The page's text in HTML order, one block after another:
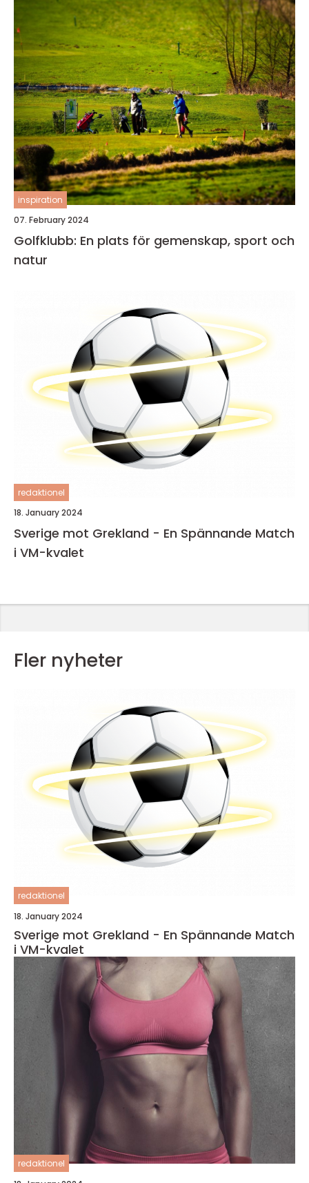
inspiration
07. February 2024
Golfklubb: En plats för gemenskap, sport och
natur
redaktionel
18. January 2024
Sverige mot Grekland - En Spännande Match
i VM-kvalet
Fler nyheter
redaktionel
18. January 2024
Sverige mot Grekland - En Spännande Match
i VM-kvalet
redaktionel